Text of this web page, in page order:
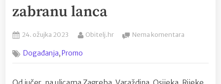
zabranu lanca
Posted
24. ožujka 2023 By
Obitelj.hr Nema komentara
apel
Događanja,Promo